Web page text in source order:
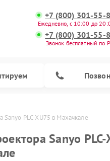
+7 (800) 301-55-
Ежедневно, с 10:00 до
+7 (800) 301-55-
Звонок бесплатный по
Sanyo PLC-XU75 в Махачкале
Sanyo